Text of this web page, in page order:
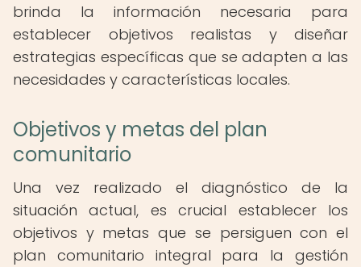
brinda la información necesaria para
establecer objetivos realistas y diseñar
estrategias específicas que se adapten a las
necesidades y características locales.
Objetivos y metas del plan
comunitario
Una vez realizado el diagnóstico de la
situación actual, es crucial establecer los
objetivos y metas que se persiguen con el
plan comunitario integral para la gestión